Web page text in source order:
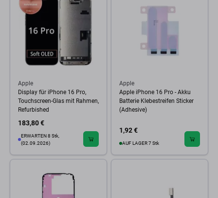
Apple
Display für iPhone 16 Pro,
Touchscreen-Glas mit Rahmen,
Refurbished
183,80 €
ERWARTEN 8 Stk,
(02.09.2026)
Apple
Apple iPhone 16 Pro - Akku
Batterie Klebestreifen Sticker
(Adhesive)
1,92 €
AUF LAGER 7 Stk